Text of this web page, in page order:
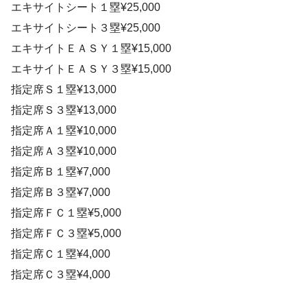
エキサイトシート１塁¥25,000
エキサイトシート３塁¥25,000
エキサイトＥＡＳＹ１塁¥15,000
エキサイトＥＡＳＹ３塁¥15,000
指定席Ｓ１塁¥13,000
指定席Ｓ３塁¥13,000
指定席Ａ１塁¥10,000
指定席Ａ３塁¥10,000
指定席Ｂ１塁¥7,000
指定席Ｂ３塁¥7,000
指定席ＦＣ１塁¥5,000
指定席ＦＣ３塁¥5,000
指定席Ｃ１塁¥4,000
指定席Ｃ３塁¥4,000